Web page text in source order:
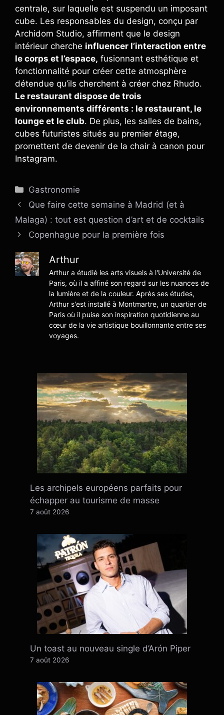
centrale, sur laquelle est suspendu un imposant
cube. Les responsables du design, conçu par
Archidom Studio, affirment que le design
intérieur cherche influencer l’interaction entre
le corps et l’espace, fusionnant esthétique et
fonctionnalité pour créer cette atmosphère
détendue qu’ils cherchent à créer chez Rhudo.
Le restaurant dispose de trois
environnements différents : le restaurant, le
lounge et le club. De plus, les salles de bains,
cubes futuristes situés au premier étage,
promettent de devenir de la chair à canon pour
Instagram.
Catégories
Gastronomie
Que faire cette semaine à Madrid (et à
Malaga) : tout est question d’art et de cocktails
Copenhague pour la première fois
Arthur
Arthur a étudié les arts visuels à l'Université de
Paris, où il a affiné son regard sur les nuances de
la lumière et de la couleur. Après ses études,
Arthur s'est installé à Montmartre, un quartier de
Paris où il puise son inspiration quotidienne au
cœur de la vie artistique bouillonnante entre ses
voyages.
Les archipels européens parfaits pour
échapper au tourisme de masse
7 août 2026
Un toast au nouveau single d’Arón Piper
7 août 2026